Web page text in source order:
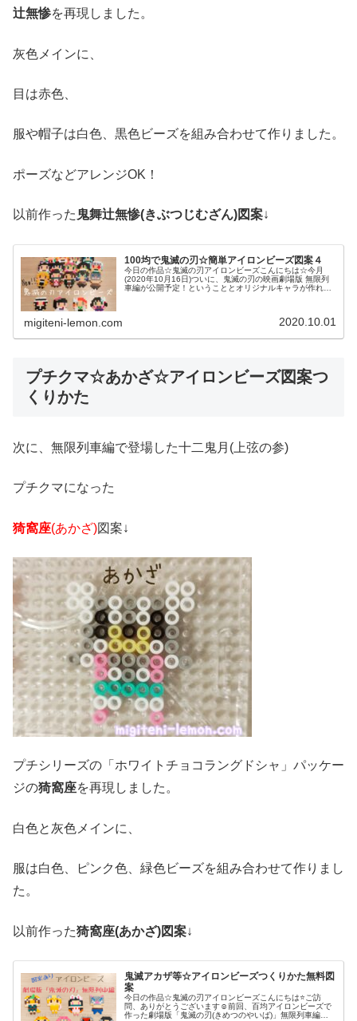
辻無惨を再現しました。
灰色メインに、
目は赤色、
服や帽子は白色、黒色ビーズを組み合わせて作りました。
ポーズなどアレンジOK！
以前作った 鬼舞辻無惨(きぶつじむざん)図案↓
100均で鬼滅の刃☆簡単アイロンビーズ図案４
今日の作品☆鬼滅の刃アイロンビーズこんにちは☆今月
(2020年10月16日)ついに、鬼滅の刃の映画劇場版 無限列
車編が公開予定！ということとオリジナルキャラが作れる
migiteni-lemon.com 2020.10.01
プチクマ☆あかざ☆アイロンビーズ図案つ
くりかた
次に、無限列車編で登場した十二鬼月(上弦の参)
プチクマになった
猗窩座(あかざ)図案↓
プチシリーズの「ホワイトチョコラングドシャ」パッケー
ジの猗窩座を再現しました。
白色と灰色メインに、
服は白色、ピンク色、緑色ビーズを組み合わせて作りまし
た。
以前作った猗窩座(あかざ)図案↓
鬼滅アカザ等☆アイロンビーズつくりかた無料図
案
今日の作品☆鬼滅の刃アイロンビーズこんにちは⭐ご訪
問、ありがとうございます☺前回、百均アイロンビーズで
作った劇場版「鬼滅の刃(きめつのやいば)」無限列車編主